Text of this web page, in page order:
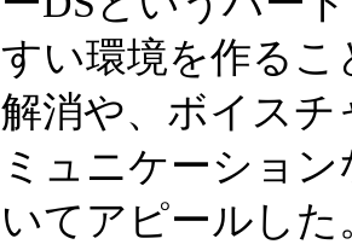
すい環境を作る
解消や、ボイス
ミュニケーショ
いてアピールした